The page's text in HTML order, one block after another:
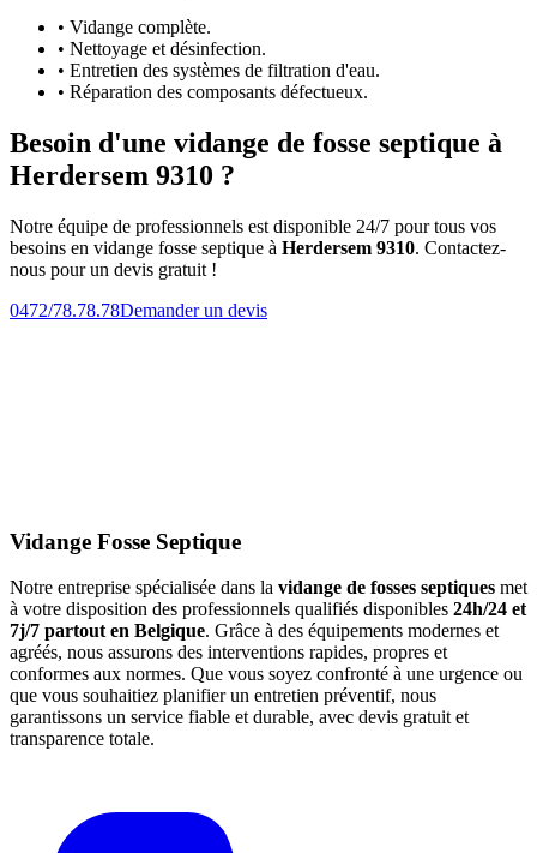
• Vidange complète.
• Nettoyage et désinfection.
• Entretien des systèmes de filtration d'eau.
• Réparation des composants défectueux.
Besoin d'une vidange de fosse septique à
Herdersem 9310 ?
Notre équipe de professionnels est disponible 24/7 pour tous vos
besoins en vidange fosse septique à Herdersem 9310. Contactez-
nous pour un devis gratuit !
0472/78.78.78Demander un devis
Vidange Fosse Septique
Notre entreprise spécialisée dans la vidange de fosses septiques met
à votre disposition des professionnels qualifiés disponibles 24h/24 et
7j/7 partout en Belgique. Grâce à des équipements modernes et
agréés, nous assurons des interventions rapides, propres et
conformes aux normes. Que vous soyez confronté à une urgence ou
que vous souhaitiez planifier un entretien préventif, nous
garantissons un service fiable et durable, avec devis gratuit et
transparence totale.